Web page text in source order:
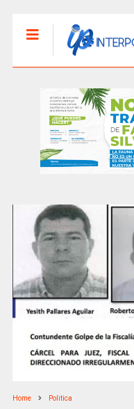
Home Politica